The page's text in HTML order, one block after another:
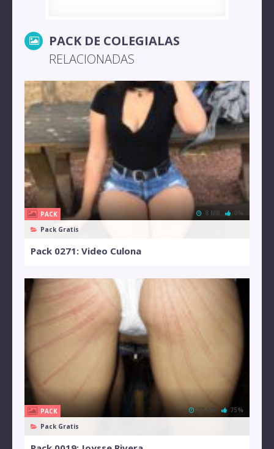
PACK DE COLEGIALAS
RELACIONADAS
PACK
Pack Gratis
8 MB 0%
Pack 0271: Video Culona
PACK
Pack Gratis
33 MB 75%